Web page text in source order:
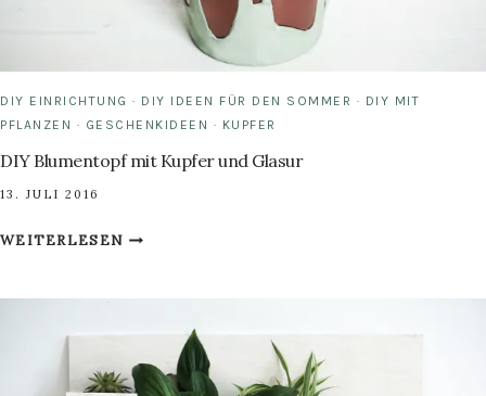
DIY EINRICHTUNG · DIY IDEEN FÜR DEN SOMMER · DIY MIT
PFLANZEN · GESCHENKIDEEN · KUPFER
DIY Blumentopf mit Kupfer und Glasur
13. JULI 2016
WEITERLESENDIY
UND
GLASUR